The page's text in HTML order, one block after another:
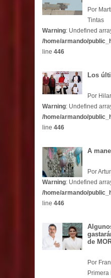
Por
Tintas
Warning: Undefined
/home/armando/
line 446
Los
Por
Warning: Undefined
/home/armando/
line 446
A
Por
Warning: Undefined
/home/armando/
line 446
de
Por
Primera